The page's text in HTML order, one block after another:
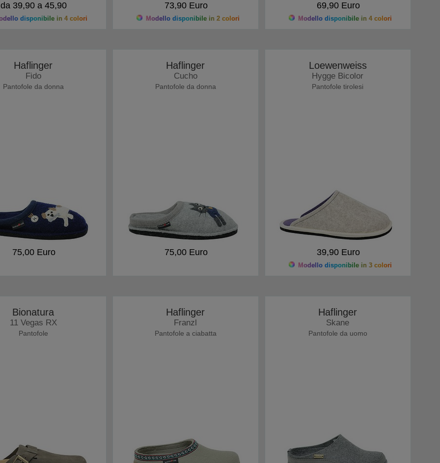
da 39,90 a 45,90
disponibile in 4 colori
73,90 Euro
Modello disponibile in 2 colori
69,90 Euro
Modello disponibile in 4 colori
Haflinger
Fido
Pantofole da donna
75,00 Euro
Haflinger
Cucho
Pantofole da donna
75,00 Euro
Loewenweiss
Hygge Bicolor
Pantofole tirolesi
39,90 Euro
Modello disponibile in 3 colori
Bionatura
11 Vegas RX
Pantofole
Haflinger
Franzl
Pantofole a ciabatta
Haflinger
Skane
Pantofole da uomo